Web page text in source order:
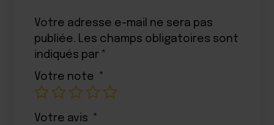
Votre adresse e-mail ne sera pas
publiée. Les champs obligatoires sont
indiqués par *
Votre note
*
Votre avis *